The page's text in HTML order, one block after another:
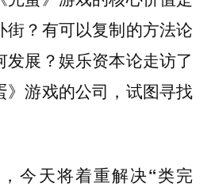
街？有可以复制的方法论
发展？娱乐资本论走访了
》游戏的公司，试图寻找
今天将着重解决“类完